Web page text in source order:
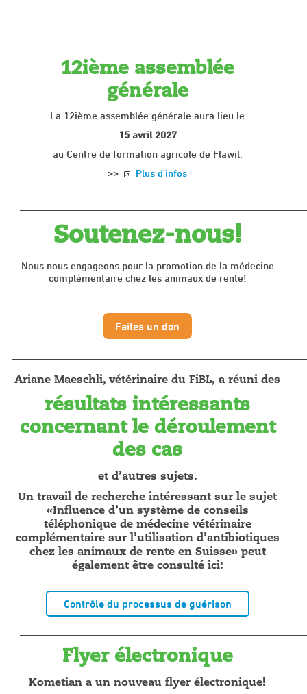
12ième assemblée
générale
La 12ième assemblée générale aura lieu le
15 avril 2027
au Centre de formation agricole de Flawil.
>>
Plus d'infos
Soutenez-nous!
Nous nous engageons pour la promotion de la médecine
complémentaire chez les animaux de rente!
Faites un don
Ariane Maeschli, vétérinaire du FiBL, a réuni des
résultats intéressants
concernant le déroulement
des cas
et d’autres sujets.
Un travail de recherche intéressant sur le sujet
«Influence d’un système de conseils
téléphonique de médecine vétérinaire
complémentaire sur l’utilisation d’antibiotiques
chez les animaux de rente en Suisse» peut
également être consulté ici:
Contrôle du processus de guérison
Flyer électronique
Kometian a un nouveau flyer électronique!